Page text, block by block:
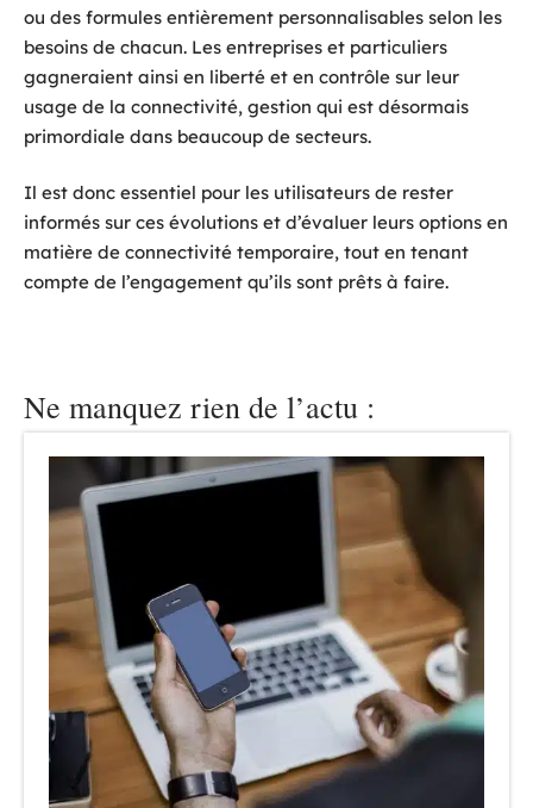
ou des formules entièrement personnalisables selon les
besoins de chacun. Les entreprises et particuliers
gagneraient ainsi en liberté et en contrôle sur leur
usage de la connectivité, gestion qui est désormais
primordiale dans beaucoup de secteurs.
Il est donc essentiel pour les utilisateurs de rester
informés sur ces évolutions et d’évaluer leurs options en
matière de connectivité temporaire, tout en tenant
compte de l’engagement qu’ils sont prêts à faire.
Ne manquez rien de l’actu :